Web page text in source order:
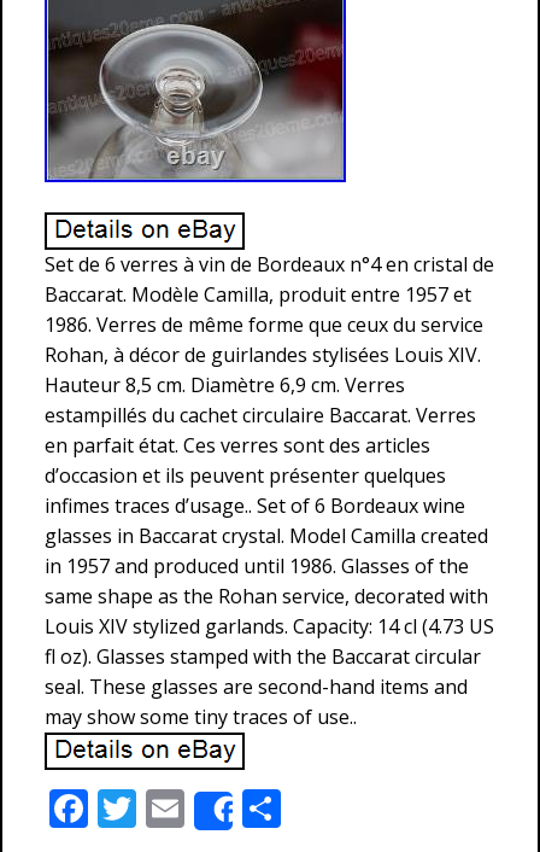
Set de 6 verres à vin de Bordeaux n°4 en cristal de
Baccarat. Modèle Camilla, produit entre 1957 et
1986. Verres de même forme que ceux du service
Rohan, à décor de guirlandes stylisées Louis XIV.
Hauteur 8,5 cm. Diamètre 6,9 cm. Verres
estampillés du cachet circulaire Baccarat. Verres
en parfait état. Ces verres sont des articles
d’occasion et ils peuvent présenter quelques
infimes traces d’usage.. Set of 6 Bordeaux wine
glasses in Baccarat crystal. Model Camilla created
in 1957 and produced until 1986. Glasses of the
same shape as the Rohan service, decorated with
Louis XIV stylized garlands. Capacity: 14 cl (4.73 US
fl oz). Glasses stamped with the Baccarat circular
seal. These glasses are second-hand items and
may show some tiny traces of use..
F T E Share